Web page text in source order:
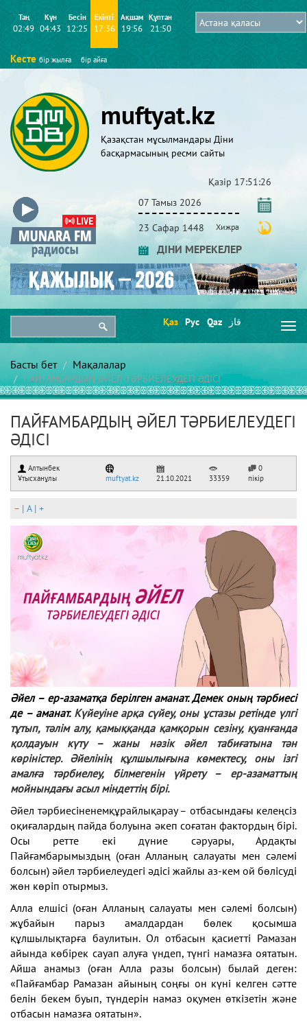
Таң
02:49
Күн
04:43
Бесін
12:25
Екінті
17:36
Ақшам
19:56
Құптан
21:50
Кесте бір жылға бір айға
muftyat.kz
Қазақстан мұсылмандары Діни
басқармасының ресми сайты
Қазір 17:51:27
07 Тамыз 2026
23 Сафар 1448 Хижра
ДІНИ МЕРЕКЕЛЕР
Қаз Рус Qaz قاز
Басты бет Мақалалар
ПАЙҒАМБАРДЫҢ ӘЙЕЛ ТӘРБИЕЛЕУДЕГІ ӘДІСІ
ПАЙҒАМБАРДЫҢ ӘЙЕЛ ТӘРБИЕЛЕУДЕГІ
ӘДІСІ
Алтынбек
Ұтысханұлы
muftyat.kz 21.10.2021 33359
0
пікір
– | A| +
Әйел – ер-азаматқа берілген аманат. Демек оның тәрбиесі
де – аманат. Күйеуіне арқа сүйеу, оны ұстазы ретінде үлгі
тұтып, тәлім алу, қамыққанда қамқорын сезіну, қуанғанда
қолдауын күту – жаны нәзік әйел табиғатына тән
көріністер. Әйелінің құлшылығына көмектесу, оны ізгі
амалға тәрбиелеу, білмегенін үйрету – ер-азаматтың
мойнындағы асыл міндеттің бірі.
Әйел тәрбиесіненемқұрайлықарау – отбасындағы келеңсіз
оқиғалардың пайда болуына әкеп соғатан фактордың бірі.
Осы ретте екі дүние сәруары, Ардақты
Пайғамбарымыздың (оған Алланың салауаты мен сәлемі
болсын) әйел тәрбиелеудегі әдісі жайлы аз-кем ой бөлісуді
жөн көріп отырмыз.
Алла елшісі (оған Алланың салауаты мен сәлемі болсын)
жұбайын парыз амалдардан бөлек қосымша
құлшылықтарға баулитын. Ол отбасын қасиетті Рамазан
айында көбірек сауап алуға үндеп, түнгі намазға оятатын.
Айша анамыз (оған Алла разы болсын) былай деген:
«Пайғамбар Рамазан айының соңғы он күні келген сәтте
белін бекем буып, түндерін намаз оқумен өткізетін және
отбасын намазға оятатын».